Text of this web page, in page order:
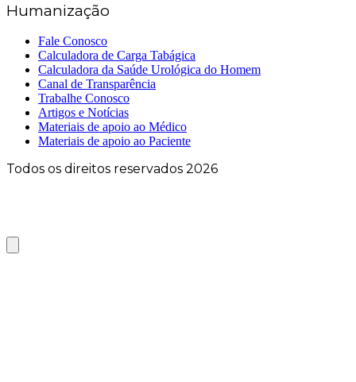
Humanização
Fale Conosco
Calculadora de Carga Tabágica
Calculadora da Saúde Urológica do Homem
Canal de Transparência
Trabalhe Conosco
Artigos e Notícias
Materiais de apoio ao Médico
Materiais de apoio ao Paciente
Todos os direitos reservados 2026